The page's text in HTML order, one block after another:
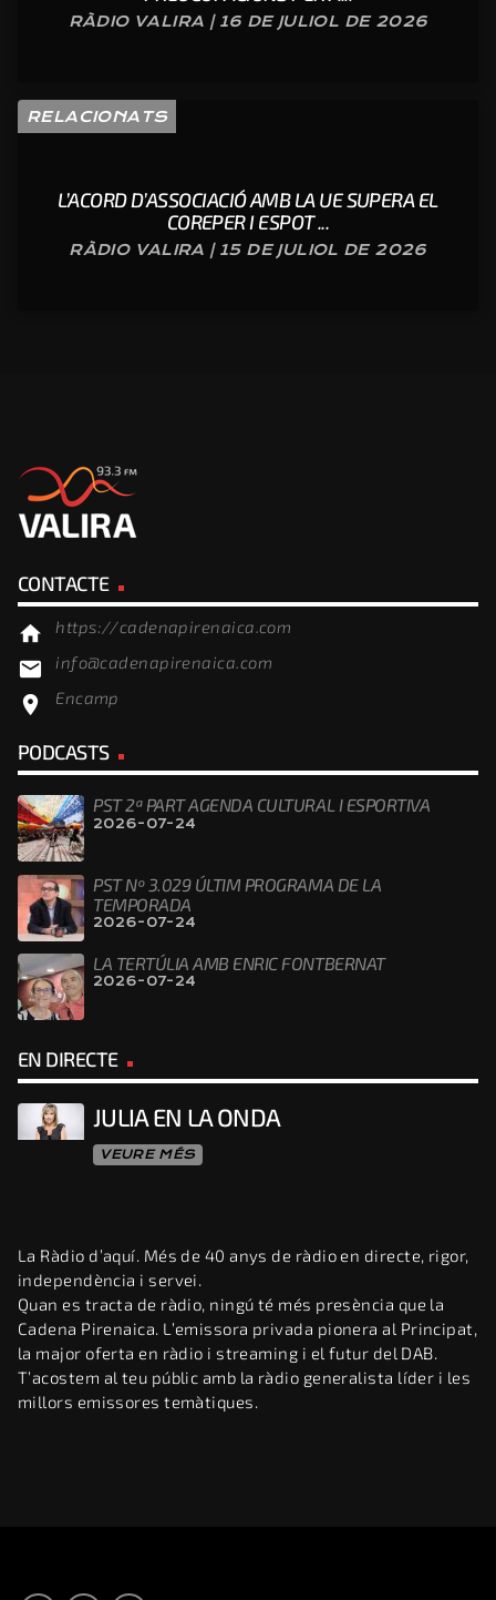
RÀDIO VALIRA | 16 DE JULIOL DE 2026
RELACIONATS
L’ACORD D’ASSOCIACIÓ AMB LA UE SUPERA EL
COREPER I ESPOT ...
RÀDIO VALIRA | 15 DE JULIOL DE 2026
CONTACTE
home https://cadenapirenaica.com
email info@cadenapirenaica.com
location_on Encamp
PODCASTS
PST 2ª PART AGENDA CULTURAL I ESPORTIVA
2026-07-24
PST Nº 3.029 ÚLTIM PROGRAMA DE LA
TEMPORADA
2026-07-24
LA TERTÚLIA AMB ENRIC FONTBERNAT
2026-07-24
EN DIRECTE
JULIA EN LA ONDA
VEURE MÉS
La Ràdio d’aquí. Més de 40 anys de ràdio en directe, rigor,
independència i servei.
Quan es tracta de ràdio, ningú té més presència que la
Cadena Pirenaica. L’emissora privada pionera al Principat,
la major oferta en ràdio i streaming i el futur del DAB.
T’acostem al teu públic amb la ràdio generalista líder i les
millors emissores temàtiques.